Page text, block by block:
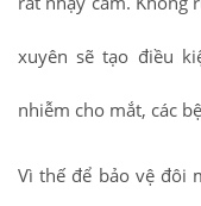
xuyên sẽ tạo điều
nhiễm cho mắt, các
Vì thế để bảo vệ đôi